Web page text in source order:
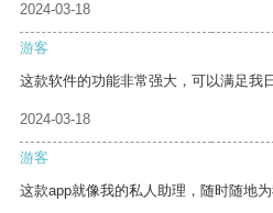
2024-03-18
游客
这款软件的功能非常强大，可以满足我
2024-03-18
游客
这款app就像我的私人助理，随时随地为